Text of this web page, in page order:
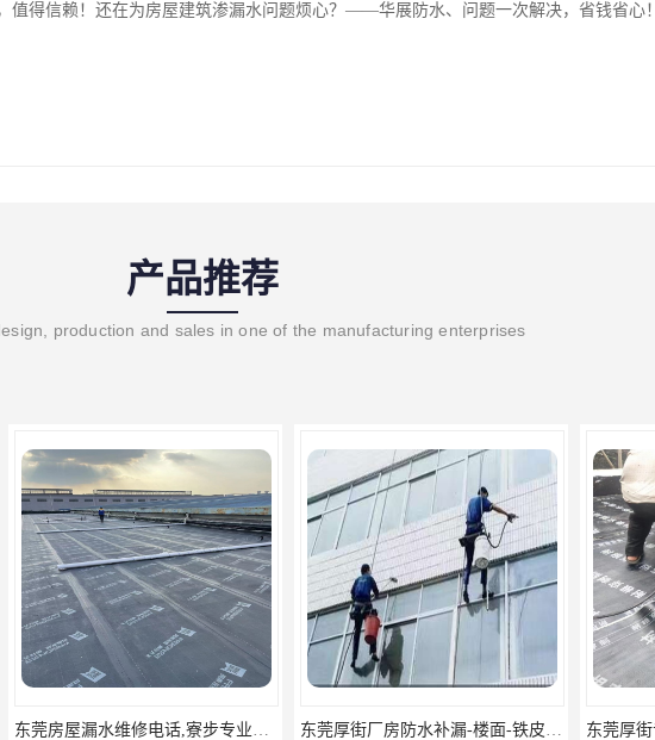
值得信赖！还在为房屋建筑渗漏水问题烦心？——华展防水、问题一次解决，省钱省心！
产品推荐
production and sales in one of the manufacturing enterprises
东莞房屋漏水维修电话,寮步专业房屋防水补漏，专业厂房渗漏水维修 东莞厚街厂房防水补漏-楼面-铁皮房-卫生间-外墙漏水维修 东莞厚街专业厂房防水补漏选华展防水，质量好不复漏，省钱省力更省心